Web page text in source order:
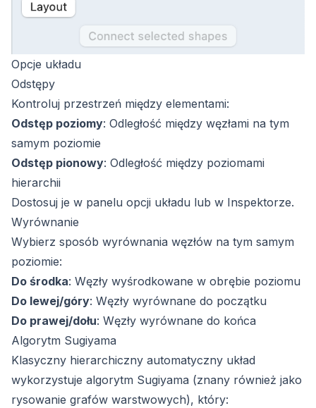
Opcje układu
Odstępy
Kontroluj przestrzeń między elementami:
Odstęp poziomy: Odległość między węzłami na tym
samym poziomie
Odstęp pionowy: Odległość między poziomami
hierarchii
Dostosuj je w panelu opcji układu lub w Inspektorze.
Wyrównanie
Wybierz sposób wyrównania węzłów na tym samym
poziomie:
Do środka: Węzły wyśrodkowane w obrębie poziomu
Do lewej/góry: Węzły wyrównane do początku
Do prawej/dołu: Węzły wyrównane do końca
Algorytm Sugiyama
Klasyczny hierarchiczny automatyczny układ
wykorzystuje algorytm Sugiyama (znany również jako
rysowanie grafów warstwowych), który: